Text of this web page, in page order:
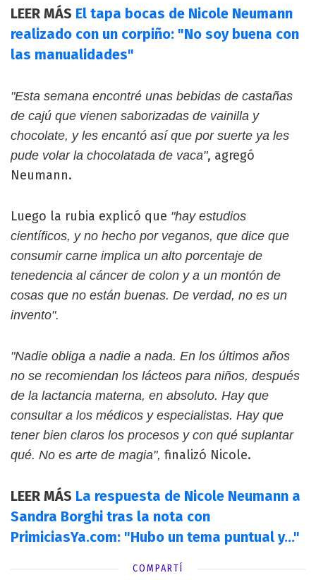
LEER MÁS El tapa bocas de Nicole Neumann
realizado con un corpiño: "No soy buena con
las manualidades"
"Esta semana encontré unas bebidas de castañas
de cajú que vienen saborizadas de vainilla y
chocolate, y les encantó así que por suerte ya les
pude volar la chocolatada de vaca", agregó
Neumann.
Luego la rubia explicó que "hay estudios
científicos, y no hecho por veganos, que dice que
consumir carne implica un alto porcentaje de
tenedencia al cáncer de colon y a un montón de
cosas que no están buenas. De verdad, no es un
invento".
"Nadie obliga a nadie a nada. En los últimos años
no se recomiendan los lácteos para niños, después
de la lactancia materna, en absoluto. Hay que
consultar a los médicos y especialistas. Hay que
tener bien claros los procesos y con qué suplantar
qué. No es arte de magia", finalizó Nicole.
LEER MÁS La respuesta de Nicole Neumann a
Sandra Borghi tras la nota con
PrimiciasYa.com: "Hubo un tema puntual y..."
COMPARTÍ